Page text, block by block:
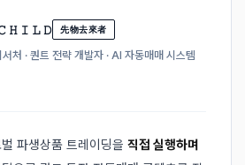
𝙷 𝙸 𝙻 𝙳 先物去來者
처 · 퀀트 전략 개발자 · AI 자동매매 시스템
파생상품 트레이딩을 직접 실행하며